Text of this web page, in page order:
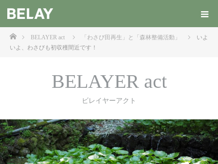
ホームBELAYER act 「わさび田再生」と「森林整備活動」
いよ
いよ、わさびも初収穫間近です！
BELAYER act
ビレイヤーアクト